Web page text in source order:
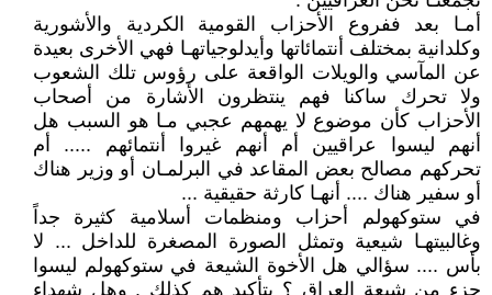
أمـا بعد ففروع الأحزاب القومية الكردية والأشورية
وكلدانية بمختلف أنتمائاتها وأيدلوجياتهـا فهي الأخرى بعيدة
عن المآسي والويلات الواقعة على رؤوس تلك الشعوب
ولا تحرك ساكنا فهم ينتظرون الأشارة من أصحاب
الأحزاب كأن موضوع لا يهمهم عجبي مـا هو السبب هل
أنهم ليسوا عراقيين أم أنهم غيروا أنتمائهم ..... أم
تحركهم مصالح بعض المقاعد في البرلمـان أو وزير هناك
أو سفير هناك .... أنهـا كارثة حقيقية ...
في ستوكهولم أحزاب ومنظمات أسلامية كثيرة جداً
وغالبيتهـا شيعية وتمثل الصورة المصغرة للداخل ... لا
بأس .... سؤالي هل الأخوة الشيعة في ستوكهولم ليسوا
جزء من شيعة العراق ؟ بتأكيد هم كذلك . وهل شهداء